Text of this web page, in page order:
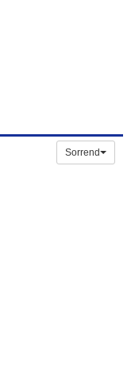
Sorrend